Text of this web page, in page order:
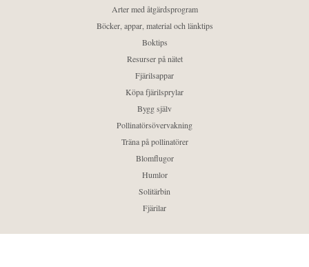
Arter med åtgärdsprogram
Böcker, appar, material och länktips
Boktips
Resurser på nätet
Fjärilsappar
Köpa fjärilsprylar
Bygg själv
Pollinatörsövervakning
Träna på pollinatörer
Blomflugor
Humlor
Solitärbin
Fjärilar